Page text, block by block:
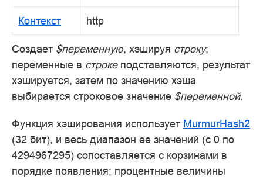
Контекст http
Создает $переменную, хэшируя строку;
переменные в строкеподставляются, результат
хэшируется, затем по значению хэша
выбирается строковое значение $переменной.
Функция хэширования использует MurmurHash2
(32 бит), и весь диапазон ее значений (с 0 по
4294967295) сопоставляется с корзинами в
порядке появления; процентные величины